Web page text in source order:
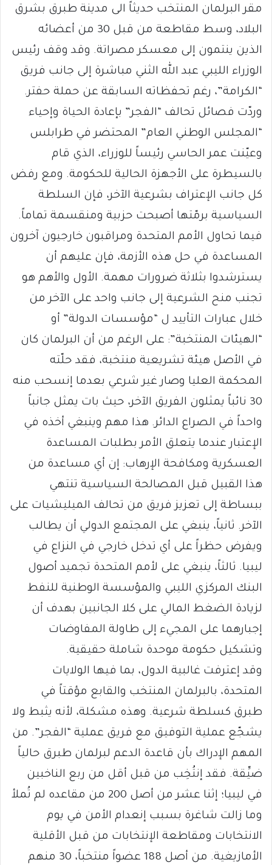
مقر البرلمان المنتخب حديثاً الى مدينة طبرق بشرق
البلاد، وسط مقاطعة من قبل 30 من أعضائه
الذين ينتمون إلى معسكر مصراتة. وقد وقف رئيس
الوزراء الليبي عبد الله الثني مباشرة إلى جانب فريق
“الكرامة”، رغم تحفظاته السابقة عن حملة حفتر.
وردّت فصائل تحالف “الفجر” بإعادة الحياة وإحياء
“المجلس الوطني العام” المحتضر في طرابلس
وعيّنت عمر الحاسي رئيساً للوزراء، الذي قام
بالسيطرة على الأجهزة الحالية للحكومة. ومع رفض
كل جانب الإعتراف بشرعية الآخر، فإن السلطة
السياسية برمّتها أصبحت حزبية ومنقسمة تماماً.
فيما تحاول الأمم المتحدة ومراقبون خارجيون آخرون
المساعدة في حل هذه الأزمة، فإن عليهم أن
يسترشدوا بثلاثة ضرورات مهمة. الأول والأهم هو
تجنب منح الشرعية إلى جانب واحد على الآخر من
خلال عبارات التأييد ل “مؤسسات الدولة” أو
“الهيئات المنتخبة”: على الرغم من أن البرلمان كان
في الأصل هيئة تشريعية منتخبة، فقد حلّته
المحكمة العليا وصار غير شرعي بعدما إنسحب منه
30 نائباً يمثلون الفريق الآخر، حيث بات يمثل جانباً
واحداً في الصراع الدائر. هذا مهم وينبغي أخذه في
الإعتبار عندما يتعلق الأمر بطلبات المساعدة
العسكرية ومكافحة الإرهاب: إن أي مساعدة من
هذا القبيل قبل المصالحة السياسية تنتهي
ببساطة إلى تعزيز فريق من تحالف الميليشيات على
الآخر. ثانياً، ينبغي على المجتمع الدولي أن يطالب
ويفرض حظراً على أي تدخل خارجي في النزاع في
ليبيا. ثالثاً، ينبغي على لأمم المتحدة تجميد أصول
البنك المركزي الليبي والمؤسسة الوطنية للنفط
لزيادة الضغط المالي على كلا الجانبين بهدف أن
إجبارهما على المجيء إلى طاولة المفاوضات
وتشكيل حكومة موحدة شاملة حقيقية.
وقد إعترفت غالبية الدول، بما فيها الولايات
المتحدة، بالبرلمان المنتخب والقابع مؤقتاً في
طبرق كسلطة شرعية. وهذه مشكلة، لأنه يثبط ولا
يشجّع عملية التوفيق مع فريق عملية “الفجر”. من
المهم الإدراك بأن قاعدة الدعم لبرلمان طبرق حالياً
ضيِّقة. فقد إنتُخِب من قبل أقل من ربع الناخبين
في ليبيا؛ إثنا عشر من أصل 200 من مقاعده لم تُملأ
وما زالت شاغرة بسبب إنعدام الأمن في يوم
الانتخابات ومقاطعة الإنتخابات من قبل الأقلية
الأمازيغية. من أصل 188 عضواً منتخباً، 30 منهم